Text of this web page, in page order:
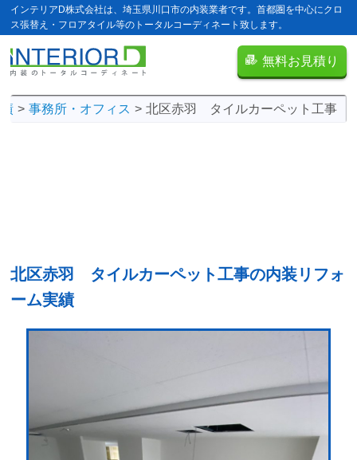
インテリアD株式会社は、埼玉県川口市の内装業者です。首都圏を中心にクロ
ス張替え・フロアタイル等のトータルコーディネート致します。
無料お見積り
事務所・オフィス 北区赤羽 タイルカーペット工事
北区赤羽 タイルカーペット工事の内装リフォ
ーム実績